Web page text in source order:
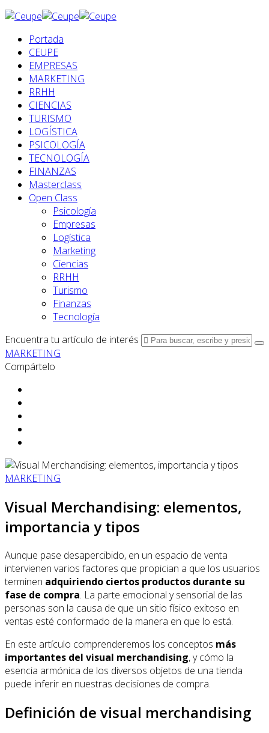
Portada
CEUPE
EMPRESAS
MARKETING
RRHH
CIENCIAS
TURISMO
LOGÍSTICA
PSICOLOGÍA
TECNOLOGÍA
FINANZAS
Masterclass
Open Class
Psicología
Empresas
Logística
Marketing
Ciencias
RRHH
Turismo
Finanzas
Tecnología
Encuentra tu artículo de interés
MARKETING
Compártelo
MARKETING
Visual Merchandising: elementos,
importancia y tipos
Aunque pase desapercibido, en un espacio de venta
intervienen varios factores que propician a que los usuarios
terminen adquiriendo ciertos productos durante su
fase de compra. La parte emocional y sensorial de las
personas son la causa de que un sitio físico exitoso en
ventas esté conformado de la manera en que lo está.
En este artículo comprenderemos los conceptos más
importantes del visual merchandising, y cómo la
esencia armónica de los diversos objetos de una tienda
puede inferir en nuestras decisiones de compra.
Definición de visual merchandising